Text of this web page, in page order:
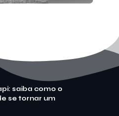
saiba como o
se tornar um